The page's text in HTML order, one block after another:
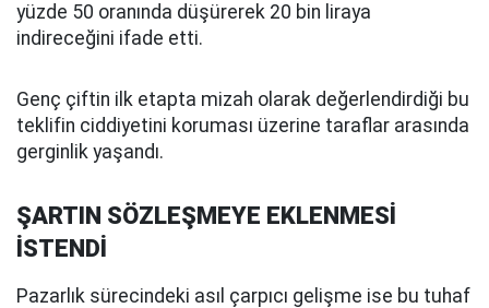
yüzde 50 oranında düşürerek 20 bin liraya
indireceğini ifade etti.
Genç çiftin ilk etapta mizah olarak değerlendirdiği bu
teklifin ciddiyetini koruması üzerine taraflar arasında
gerginlik yaşandı.
ŞARTIN SÖZLEŞMEYE EKLENMESİ
İSTENDİ
Pazarlık sürecindeki asıl çarpıcı gelişme ise bu tuhaf